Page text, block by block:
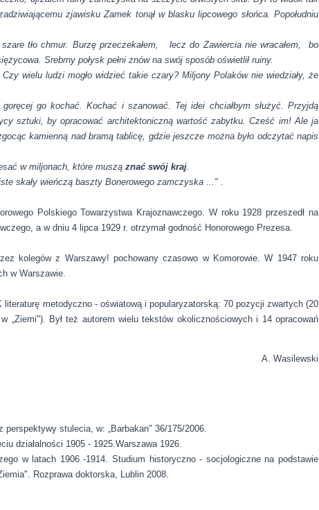
zjawisku Zamek tonął w blasku lipcowego słońca. Popołudniu
tło chmur. Burzę przeczekałem, lecz do Zawiercia nie wracałem, bo
Srebrny połysk pełni znów na swój sposób oświetlił ruiny.
wielu ludzi mogło widzieć takie czary? Miljony Polaków nie wiedziały, że
go kochać. Kochać i szanować. Tej idei chciałbym służyć. Przyjdą
sztuki, by opracować architektoniczną wartość zabytku. Cześć im! Ale ja
kamienną nad bramą tablicę, gdzie jeszcze można było odczytać napis
w miljonach, które muszą znać swój kraj.
skały wieńczą baszty Bonerowego zamczyska ..." .
Polskiego Towarzystwa Krajoznawczego. W roku 1928 przeszedł na
a w dniu 4 lipca 1929 r. otrzymał godność Honorowego Prezesa.
kolegów z Warszawy! pochowany czasowo w Komorowie. W 1947 roku
w Warszawie.
metodyczno - oświatową i popularyzatorską: 70 pozycji zwartych (20
„Ziemi"). Był też autorem wielu tekstów okolicznościowych i 14 opracowań
A. Wasilewski
stulecia, w: „Barbakan" 36/175/2006.
działalności 1905 - 1925.Warszawa 1926.
w latach 1906 -1914. Studium historyczno - socjologiczne na podstawie
Rozprawa doktorska, Lublin 2008.